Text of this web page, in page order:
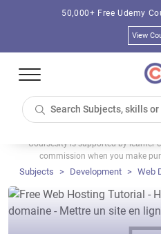
50,000+ Free Udemy
View
Coursesity is supported by learner
commission when you make
Subjects Development Web